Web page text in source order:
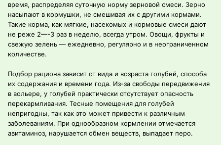
время, распределяя суточную норму зерновой смеси. Зерно
насыпают в кормушки, не смешивая их с другими кормами.
Такие корма, как мягкие, насекомых и кормовые смеси дают
не реже 2—-3 раз в неделю, всегда утром. Овощи, фрукты и
свежую зелень — ежедневно, регулярно и в неограниченном
количестве.
Подбор рациона зависит от вида и возраста голубей, способа
их содержания и времени года. Из-за свободы передвижения
в вольере, у голубей практически отсутствует опасность
перекармливания. Тесные помещения для голубей
непригодны, так как это может привести к различным
заболеваниям. При однообразном кормлении отмечается
авитаминоз, нарушается обмен веществ, выпадает перо.